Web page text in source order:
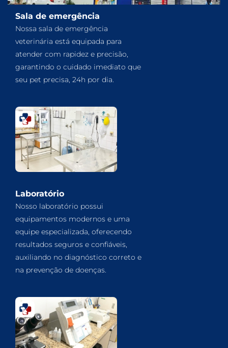
Sala de emergência
Nossa sala de emergência
veterinária está equipada para
atender com rapidez e precisão,
garantindo o cuidado imediato que
seu pet precisa, 24h por dia.
Laboratório
Nosso laboratório possui
equipamentos modernos e uma
equipe especializada, oferecendo
resultados seguros e confiáveis,
auxiliando no diagnóstico correto e
na prevenção de doenças.